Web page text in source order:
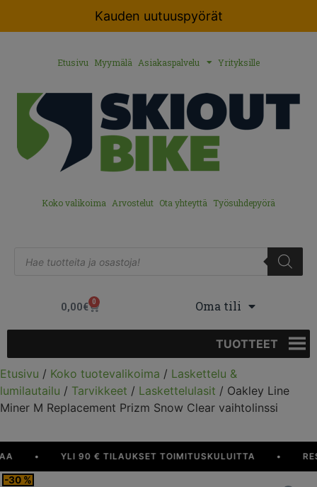
Kauden uutuuspyörät
Etusivu Myymälä Asiakaspalvelu Yrityksille
Koko valikoima Arvostelut Ota yhteyttä Työsuhdepyörä
0,00€ 0 Oma tili
TUOTTEET
Etusivu / Koko tuotevalikoima / Laskettelu &
lumilautailu / Tarvikkeet / Laskettelulasit / Oakley Line
Miner M Replacement Prizm Snow Clear vaihtolinssi
YLI 90 € TILAUKSET TOIMITUSKULUITTA
-30 %